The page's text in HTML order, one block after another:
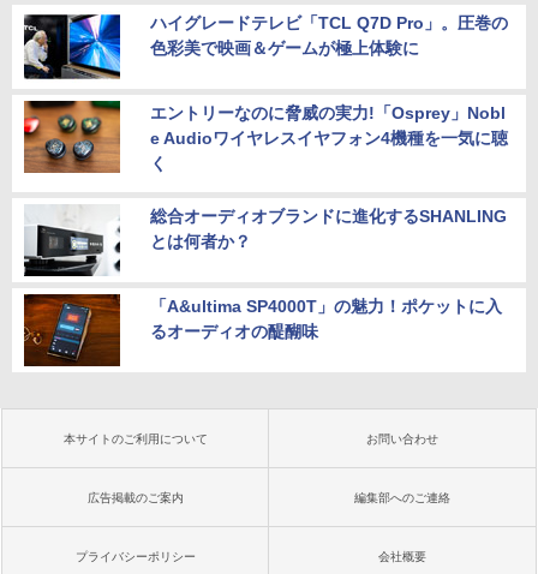
ハイグレードテレビ「TCL Q7D Pro」。圧巻の
色彩美で映画＆ゲームが極上体験に
エントリーなのに脅威の実力!「Osprey」Nobl
e Audioワイヤレスイヤフォン4機種を一気に聴
く
総合オーディオブランドに進化するSHANLING
とは何者か？
「A&ultima SP4000T」の魅力！ポケットに入
るオーディオの醍醐味
本サイトのご利用について お問い合わせ
広告掲載のご案内 編集部へのご連絡
プライバシーポリシー 会社概要